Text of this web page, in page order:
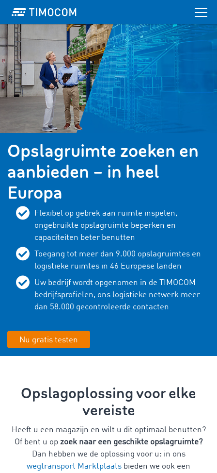
Opslagruimte zoeken en
aanbieden – in heel
Europa
Flexibel op gebrek aan ruimte inspelen,
ongebruikte opslagruimte beperken en
capaciteiten beter benutten
Toegang tot meer dan 9.000 opslagruimtes en
logistieke ruimtes in 46 Europese landen
Uw bedrijf wordt opgenomen in de TIMOCOM
bedrijfsprofielen, ons logistieke netwerk meer
dan 58.000 gecontroleerde contacten
Nu gratis testen
Opslagoplossing voor elke
vereiste
Heeft u een magazijn en wilt u dit optimaal benutten?
Of bent u op zoek naar een geschikte opslagruimte?
Dan hebben we de oplossing voor u: in ons
wegtransport Marktplaats bieden we ook een